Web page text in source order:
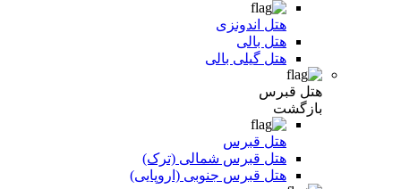
هتل اندونزی
هتل بالی
هتل گیلی بالی
هتل قبرس
بازگشت
هتل قبرس
هتل قبرس شمالی (ترک)
هتل قبرس جنوبی (اروپایی)